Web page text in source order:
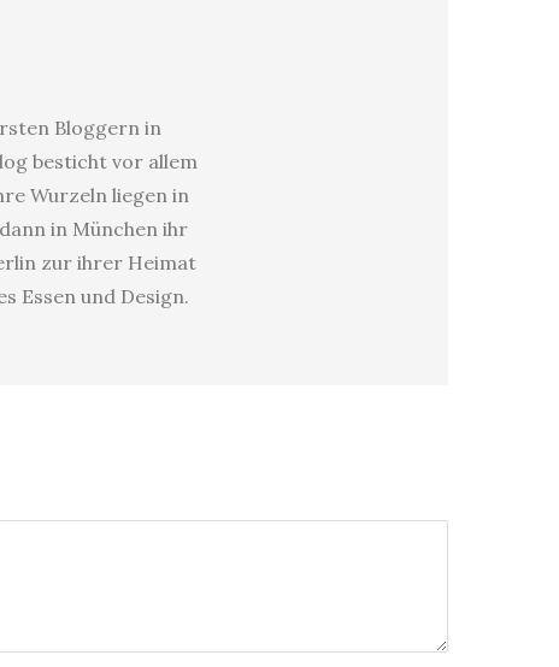
Bloggern in
besticht vor allem
Wurzeln liegen in
in München ihr
zur ihrer Heimat
Essen und Design.